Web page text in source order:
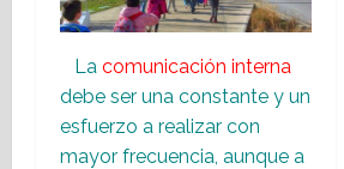
La comunicación interna
debe ser una constante y un
esfuerzo a realizar con
mayor frecuencia, aunque a